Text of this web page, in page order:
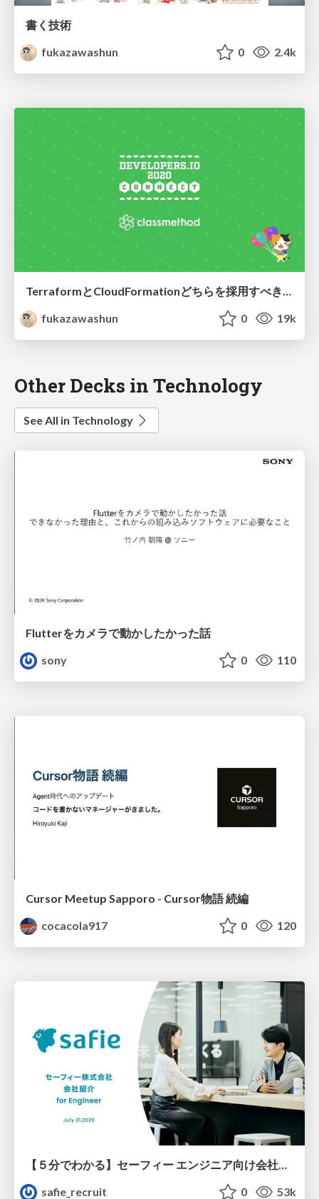
書く技術
fukazawashun
0 2.4k
fukazawashun
0 19k
Other Decks in Technology
See All in Technology
Flutterをカメラで動かしたかった話
sony
0 110
Cursor Meetup Sapporo - Cursor物語 続編
cocacola917
0 120
safie_recruit
0 53k